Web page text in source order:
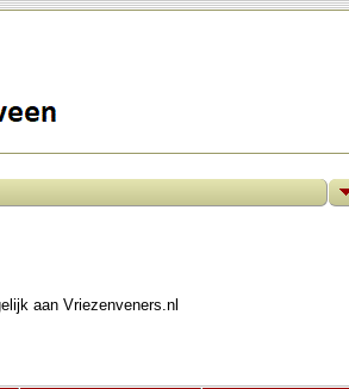
aan Vriezenveners.nl